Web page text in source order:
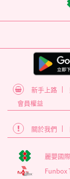
新手上路
會員權益
關於我們
麗嬰國
Funbox